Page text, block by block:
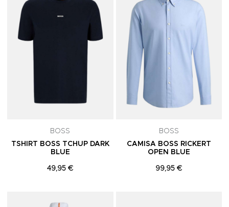
BOSS
TSHIRT BOSS TCHUP DARK
BLUE
49,95 €
BOSS
CAMISA BOSS RICKERT
OPEN BLUE
99,95 €